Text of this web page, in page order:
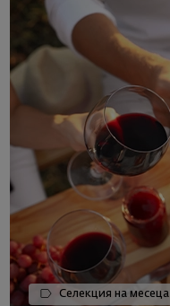
Селекция на месеца